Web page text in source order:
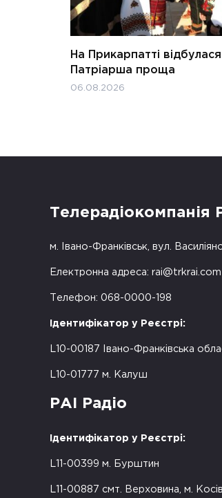
На Прикарпатті відбулася
Патріарша проща
06.08.2026
Телерадіокомпанія
м. Івано-Франківськ, вул.
Електронна адреса: rai@trkrai.com
Телефон: 068-0000-198
Ідентифікатор у Реєстрі:
L10-00187 Івано-Франківська
L10-01777 м. Калуш
РАІ Радіо
Ідентифікатор у Реєстрі:
L11-00399 м. Бурштин
L11-00887 смт. Верховина, м. Косів